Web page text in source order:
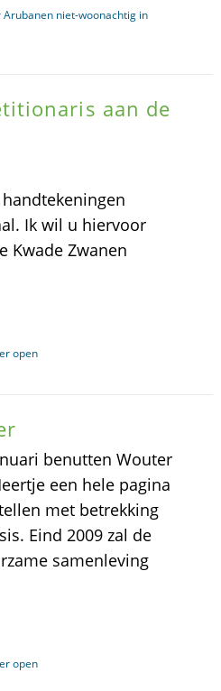
Arubanen niet-woonachtig in
aan de
Ik wil u hiervoor
Kwade Zwanen
open
benutten Wouter
een hele pagina
met betrekking
Eind 2009 zal de
samenleving
open